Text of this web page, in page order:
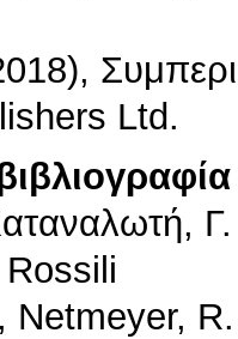
Ltd.
Rossili
Netmeyer,